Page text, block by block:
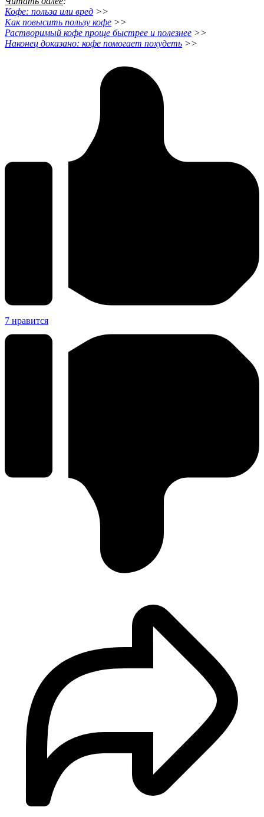
Кофе: польза или вред >>
Как повысить пользу кофе >>
Растворимый кофе проще быстрее и полезнее >>
Наконец доказано: кофе помогает похудеть >>
7 нравится